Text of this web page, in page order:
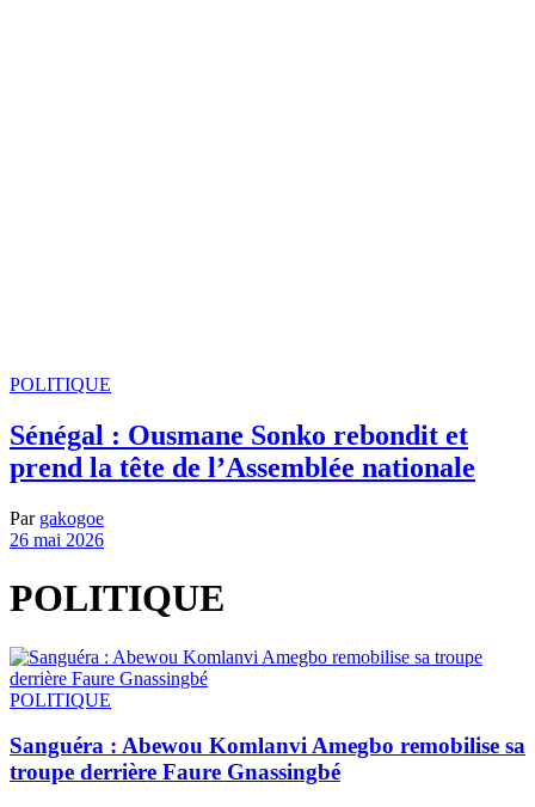
POLITIQUE
Sénégal : Ousmane Sonko rebondit et
prend la tête de l’Assemblée nationale
Par gakogoe
26 mai 2026
POLITIQUE
POLITIQUE
Sanguéra : Abewou Komlanvi Amegbo remobilise sa
troupe derrière Faure Gnassingbé